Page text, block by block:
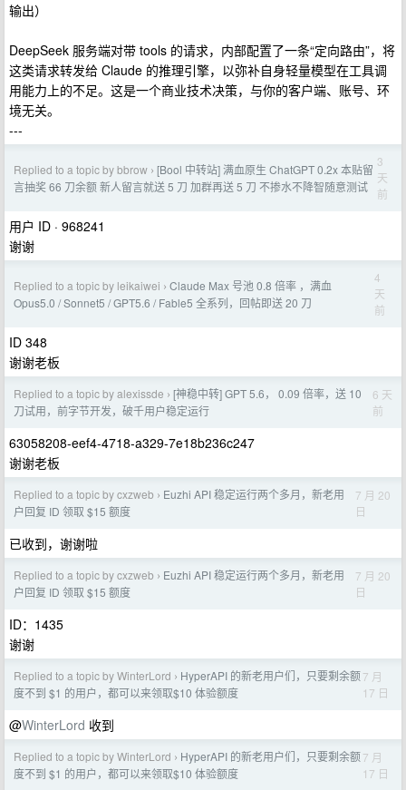
输出）
DeepSeek 服务端对带 tools 的请求，内部配置了一条“定向路由”，将
这类请求转发给 Claude 的推理引擎，以弥补自身轻量模型在工具调
用能力上的不足。这是一个商业技术决策，与你的客户端、账号、环
境无关。
---
Replied to a topic by bbrow › [Bool 中转站] 满血原生 ChatGPT 0.2x 本贴留
言抽奖 66 刀余额 新人留言就送 5 刀 加群再送 5 刀 不掺水不降智随意测试
3
天
前
用户 ID · 968241
谢谢
Replied to a topic by leikaiwei › Claude Max 号池 0.8 倍率 ，满血
Opus5.0 / Sonnet5 / GPT5.6 / Fable5 全系列，回帖即送 20 刀
4
天
前
ID 348
谢谢老板
Replied to a topic by alexissde › [神稳中转] GPT 5.6， 0.09 倍率，送 10
刀试用，前字节开发，破千用户稳定运行
6 天
前
63058208-eef4-4718-a329-7e18b236c247
谢谢老板
Replied to a topic by cxzweb › Euzhi API 稳定运行两个多月，新老用
户回复 ID 领取 $15 额度
7 月 20
日
已收到，谢谢啦
Replied to a topic by cxzweb › Euzhi API 稳定运行两个多月，新老用
户回复 ID 领取 $15 额度
7 月 20
日
ID：1435
谢谢
Replied to a topic by WinterLord › HyperAPI 的新老用户们，只要剩余额
度不到 $1 的用户，都可以来领取$10 体验额度
7 月
17 日
@WinterLord 收到
Replied to a topic by WinterLord › HyperAPI 的新老用户们，只要剩余额
度不到 $1 的用户，都可以来领取$10 体验额度
7 月
17 日